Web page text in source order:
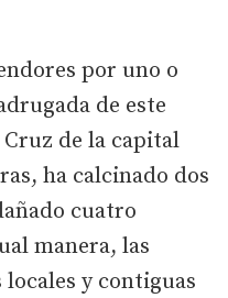
por uno o
de este
de la capital
ha calcinado dos
cuatro
manera, las
y contiguas